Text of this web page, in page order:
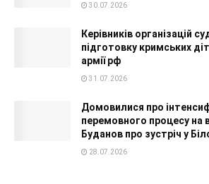
30.07.2026
Керівників організацій
підготовку кримських
армії рф
31.07.2026
Домовилися про
перемовного процесу на
Буданов про зустріч у
28.07.2026